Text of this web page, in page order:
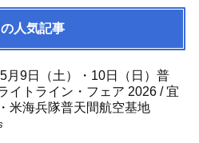
人気記事
月9日（土）・10日（日）普
イトライン・フェア 2026 / 宜
米海兵隊普天間航空基地